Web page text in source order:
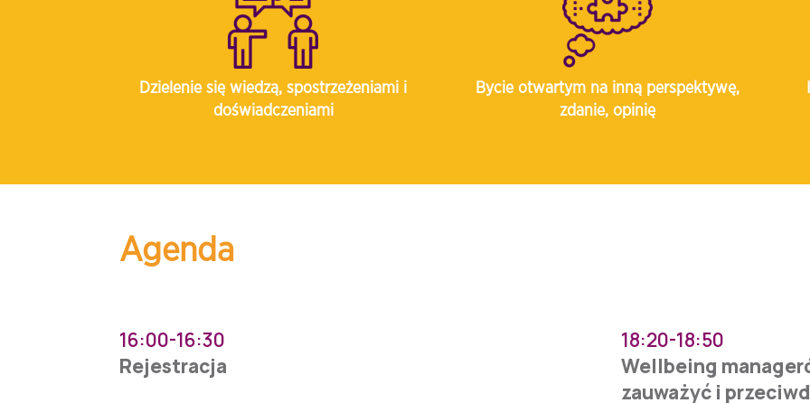
Dzielenie się wiedzą, spostrzeżeniami i
doświadczeniami
Bycie otwartym na inną perspektywę,
zdanie, opinię
Agenda
16:00-16:30
Rejestracja
18:20-18:50
Wellbeing
zauważyć i